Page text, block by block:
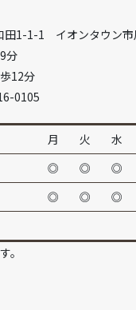
1-1-1 イオンタウン市
分
12分
0105
月 火 水
◎ ◎ ◎
◎ ◎ ◎
。